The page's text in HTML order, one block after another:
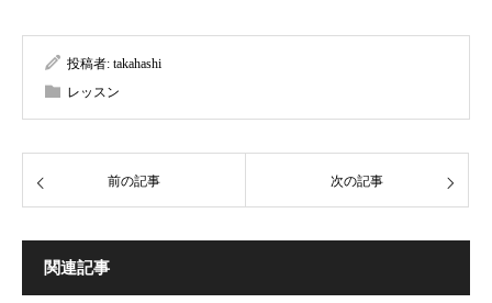
投稿者: takahashi
レッスン
前の記事 次の記事
関連記事